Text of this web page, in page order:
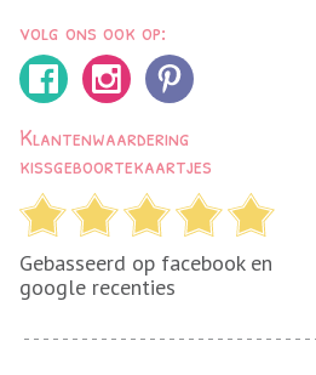
volg ons ook op:
Klantenwaardering
kissgeboortekaartjes
Gebasseerd op facebook en
google recenties